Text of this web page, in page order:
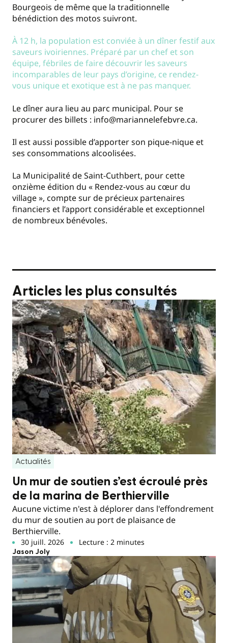
Bourgeois de même que la traditionnelle
bénédiction des motos suivront.
À 12 h, la population est conviée à un dîner festif aux
saveurs ivoiriennes. Préparé par un chef et son
équipe, fébriles de faire découvrir les saveurs
incomparables de leur pays d’origine, ce rendez-
vous unique et exotique est à ne pas manquer.
Le dîner aura lieu au parc municipal. Pour se
procurer des billets : info@mariannelefebvre.ca.
Il est aussi possible d’apporter son pique-nique et
ses consommations alcoolisées.
La Municipalité de Saint-Cuthbert, pour cette
onzième édition du « Rendez-vous au cœur du
village », compte sur de précieux partenaires
financiers et l’apport considérable et exceptionnel
de nombreux bénévoles.
Articles les plus consultés
Actualités
Un mur de soutien s’est écroulé près
de la marina de Berthierville
Aucune victime n'est à déplorer dans l'effondrement
du mur de soutien au port de plaisance de
Berthierville.
30 juill. 2026 Lecture : 2 minutes
Jason Joly